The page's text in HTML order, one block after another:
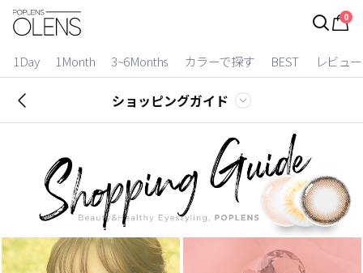
0
1Day 1Month 3~6Months カラーで探す BEST レビュー
ログイン
カラコン比較
今月限定特典
カラコン
1 Day
2 Weeks
ショッピングガイド